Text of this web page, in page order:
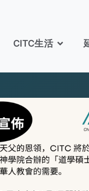
CITC生活